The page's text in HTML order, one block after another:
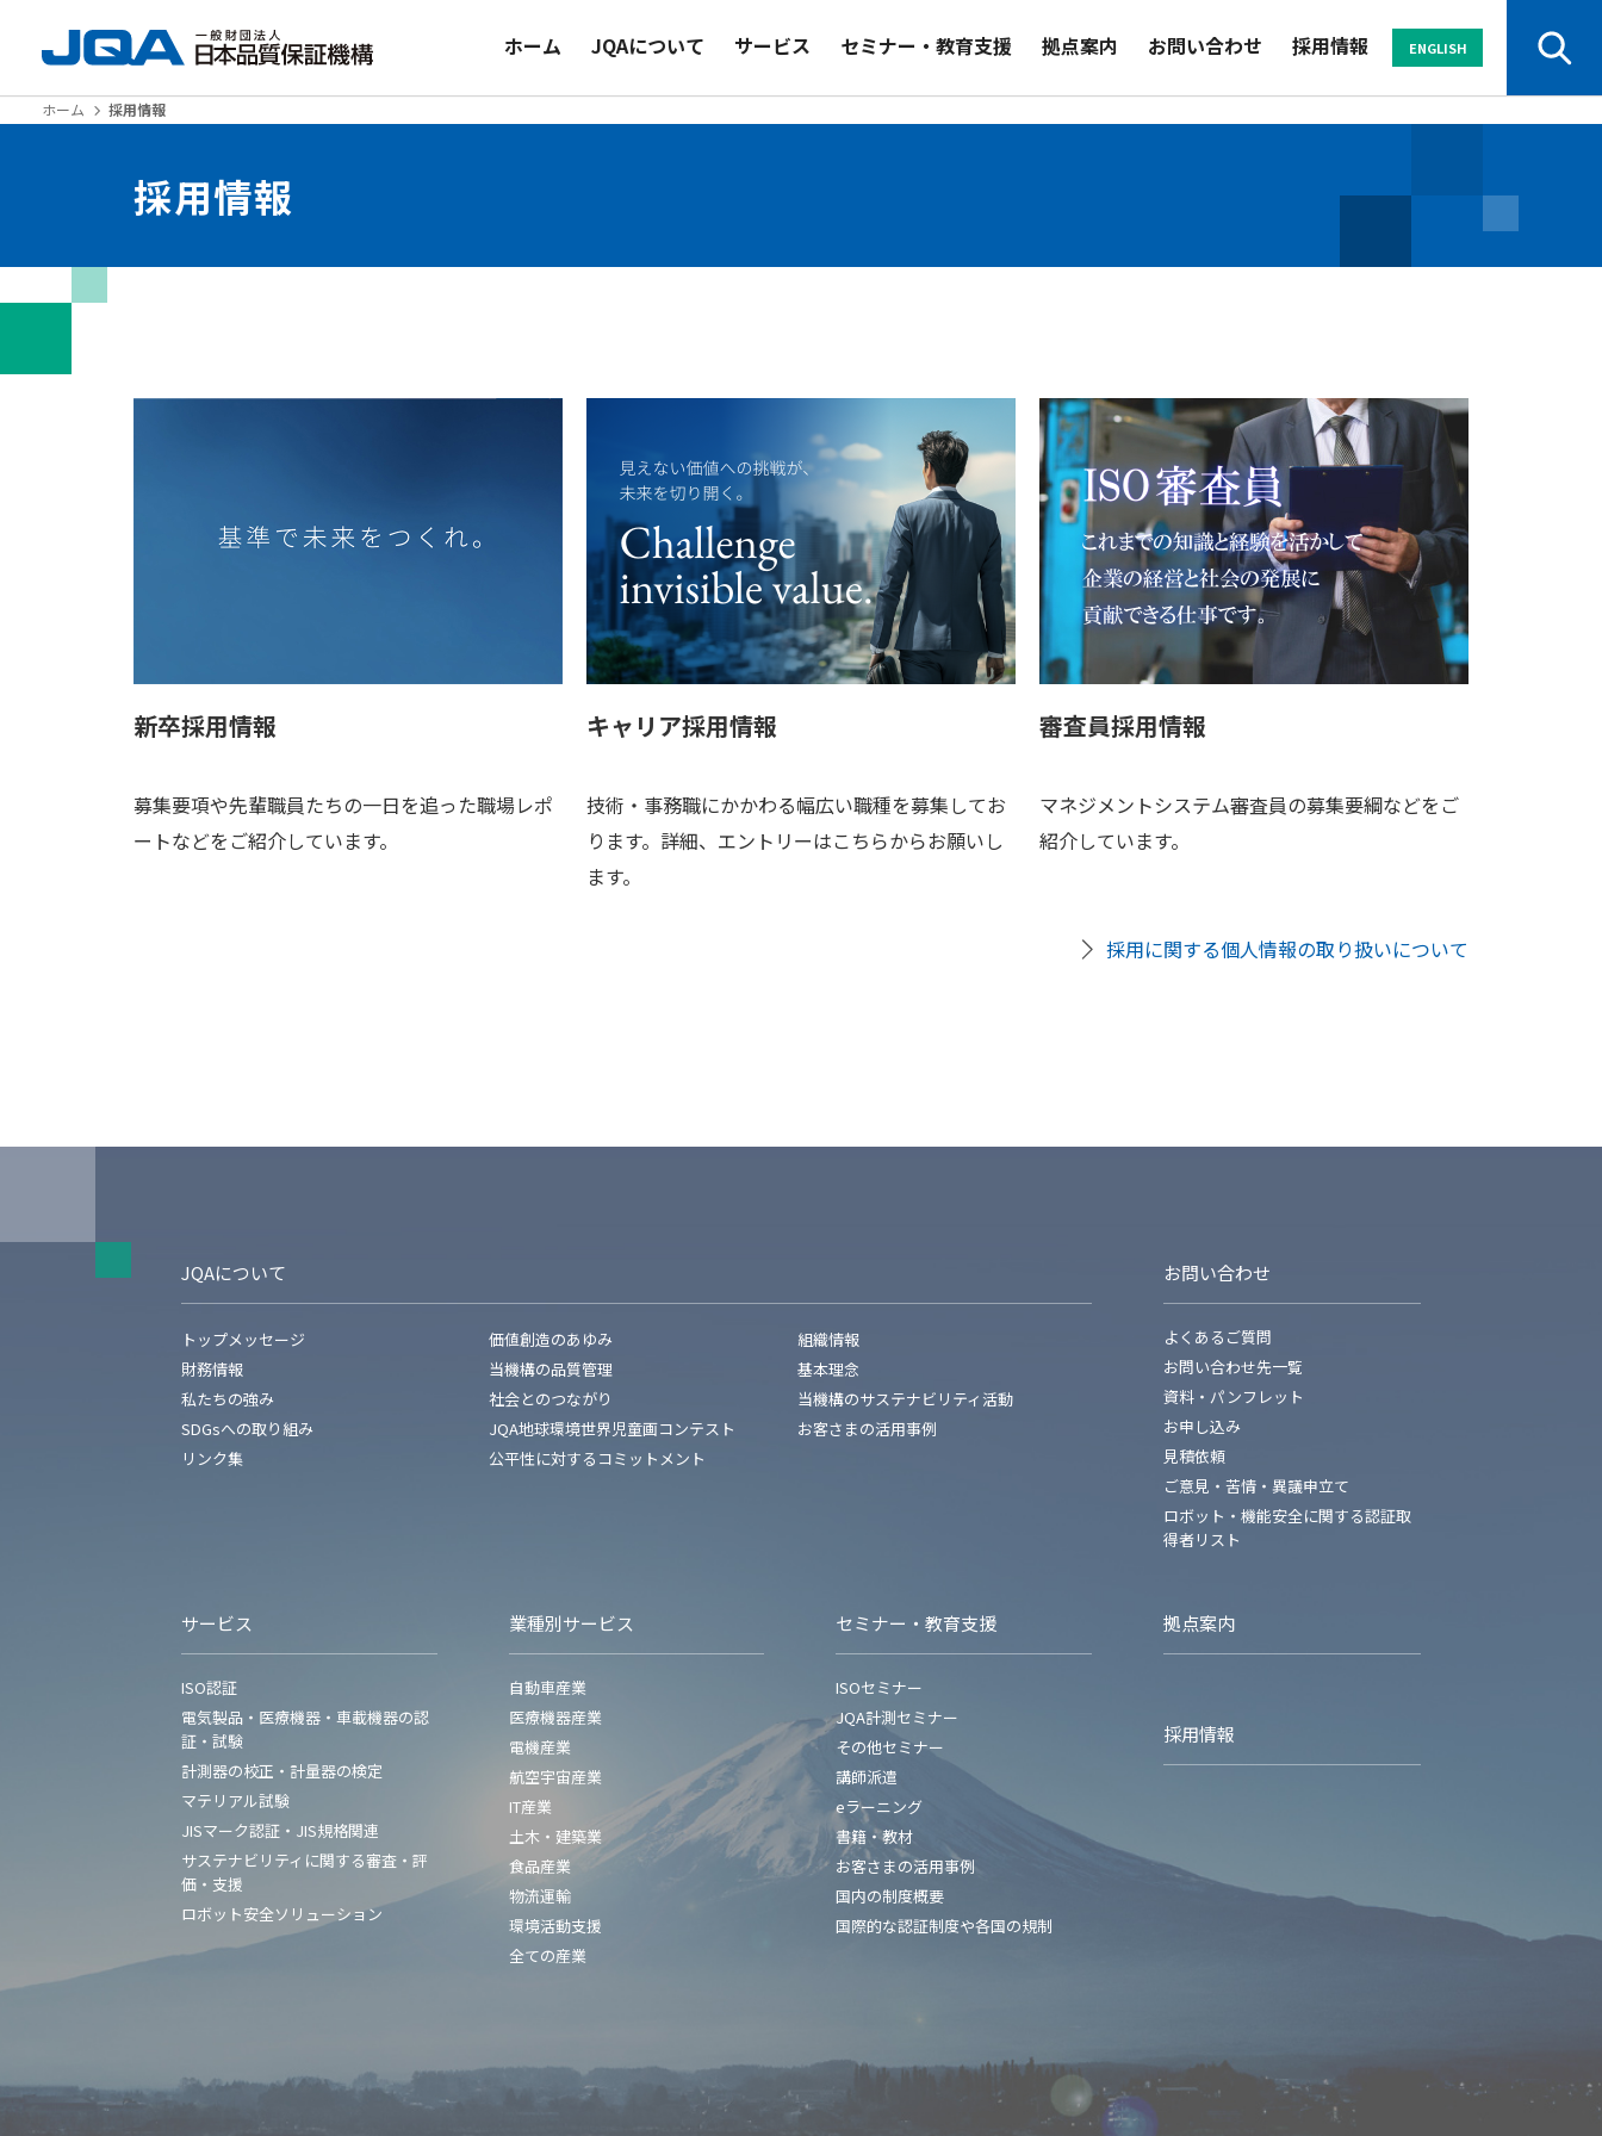
ホーム JQAについて サービス セミナー・教育支援 拠点案内 お問い合わせ 採用情報 ENGLISH
業界から探す
パンフレット
お問い合わせ
ホーム 採用情報
採用情報
新卒採用情報
募集要項や先輩職員たちの一日を追った職場レポ
ートなどをご紹介しています。
キャリア採用情報
技術・事務職にかかわる幅広い職種を募集してお
ります。詳細、エントリーはこちらからお願いし
ます。
審査員採用情報
マネジメントシステム審査員の募集要綱などをご
紹介しています。
採用に関する個人情報の取り扱いについて
JQAについて
トップメッセージ 価値創造のあゆみ
組織情報
財務情報
当機構の品質管理
基本理念
私たちの強み
社会とのつながり
当機構のサステナビリティ活動
SDGsへの取り組み
JQA地球環境世界児童画コンテスト
お客さまの活用事例
リンク集
公平性に対するコミットメント
お問い合わせ
よくあるご質問
お問い合わせ先一覧
資料・パンフレット
お申し込み
見積依頼
ご意見・苦情・異議申立て
ロボット・機能安全に関する認証取
得者リスト
サービス
ISO認証
電気製品・医療機器・車載機器の認
証・試験
計測器の校正・計量器の検定
マテリアル試験
JISマーク認証・JIS規格関連
サステナビリティに関する審査・評
価・支援
ロボット安全ソリューション
業種別サービス
自動車産業
医療機器産業
電機産業
航空宇宙産業
IT産業
土木・建築業
食品産業
物流運輸
環境活動支援
全ての産業
セミナー・教育支援
ISOセミナー
JQA計測セミナー
その他セミナー
講師派遣
eラーニング
書籍・教材
お客さまの活用事例
国内の制度概要
国際的な認証制度や各国の規制
拠点案内
採用情報